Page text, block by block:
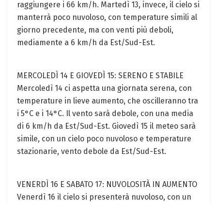
raggiungere i 66 km/h. Martedì 13, invece, il cielo si
manterrà poco nuvoloso, con temperature simili al
giorno precedente, ma con venti più deboli,
mediamente a 6 km/h da Est/Sud-Est.
MERCOLEDÌ 14 E GIOVEDÌ 15: SERENO E STABILE
Mercoledì 14 ci aspetta una giornata serena, con
temperature in lieve aumento, che oscilleranno tra
i 5°C e i 14°C. Il vento sarà debole, con una media
di 6 km/h da Est/Sud-Est. Giovedì 15 il meteo sarà
simile, con un cielo poco nuvoloso e temperature
stazionarie, vento debole da Est/Sud-Est.
VENERDÌ 16 E SABATO 17: NUVOLOSITÀ IN AUMENTO
Venerdì 16 il cielo si presenterà nuvoloso, con un